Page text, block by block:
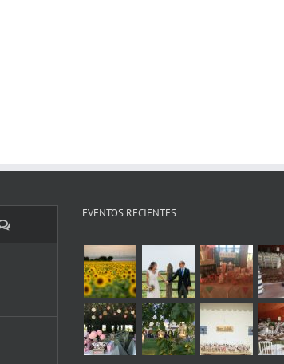
Comentarios
EVENTOS RECIENTES